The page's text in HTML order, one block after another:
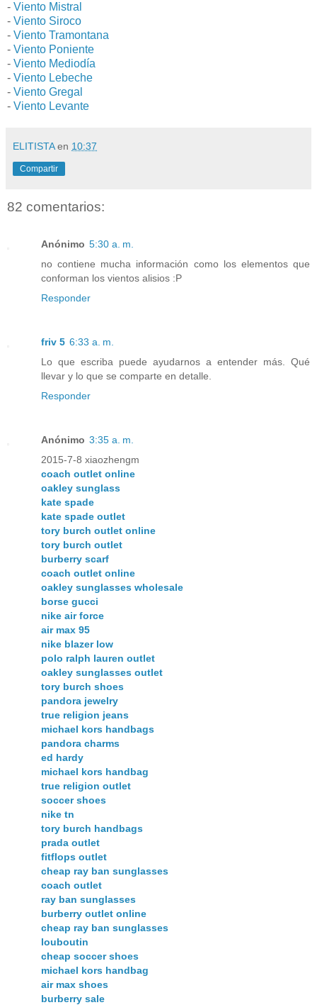
- Viento Mistral
- Viento Siroco
- Viento Tramontana
- Viento Poniente
- Viento Mediodía
- Viento Lebeche
- Viento Gregal
- Viento Levante
ELITISTA en 10:37
Compartir
82 comentarios:
Anónimo 5:30 a. m.
no contiene mucha información como los elementos que
conforman los vientos alisios :P
Responder
friv 5 6:33 a. m.
Lo que escriba puede ayudarnos a entender más. Qué
llevar y lo que se comparte en detalle.
Responder
Anónimo 3:35 a. m.
2015-7-8 xiaozhengm
coach outlet online
oakley sunglass
kate spade
kate spade outlet
tory burch outlet online
tory burch outlet
burberry scarf
coach outlet online
oakley sunglasses wholesale
borse gucci
nike air force
air max 95
nike blazer low
polo ralph lauren outlet
oakley sunglasses outlet
tory burch shoes
pandora jewelry
true religion jeans
michael kors handbags
pandora charms
ed hardy
michael kors handbag
true religion outlet
soccer shoes
nike tn
tory burch handbags
prada outlet
fitflops outlet
cheap ray ban sunglasses
coach outlet
ray ban sunglasses
burberry outlet online
cheap ray ban sunglasses
louboutin
cheap soccer shoes
michael kors handbag
air max shoes
burberry sale